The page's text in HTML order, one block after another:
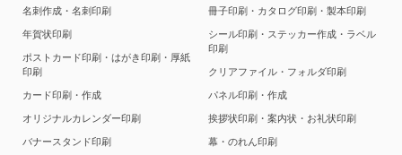
名刺作成・名刺印刷
年賀状印刷
ポストカード印刷・はがき印刷・厚紙
印刷
カード印刷・作成
オリジナルカレンダー印刷
バナースタンド印刷
冊子印刷・カタログ印刷・製本印刷
シール印刷・ステッカー作成・ラベル
印刷
クリアファイル・フォルダ印刷
パネル印刷・作成
挨拶状印刷・案内状・お礼状印刷
幕・のれん印刷